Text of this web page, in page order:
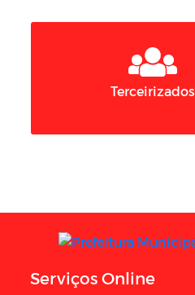
Terceirizados
Serviços Online